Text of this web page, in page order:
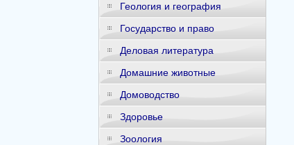
Геология и география
Государство и право
Деловая литература
Домашние животные
Домоводство
Здоровье
Зоология